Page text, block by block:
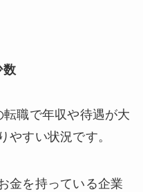
数
職で年収や待遇が大
やすい状況です。
金を持っている企業